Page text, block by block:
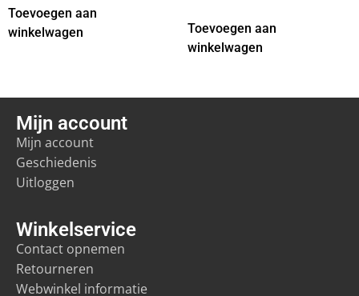
Toevoegen aan
winkelwagen
Toevoegen aan
winkelwagen
Winkelservice
Contact opnemen
Retourneren
Webwinkel informatie
Mijn account
Mijn account
Geschiedenis
Uitloggen